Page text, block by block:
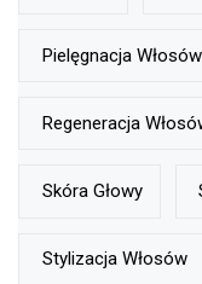
Pielęgnacja Włosów
Regeneracja
Skóra Głowy
Stylizacja Włosów